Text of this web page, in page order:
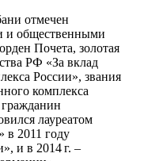
отмечен
и общественными
Почета, золотая
РФ «За вклад
России», звания
комплекса
лауреатом
в 2011 году
и в 2014 г. –